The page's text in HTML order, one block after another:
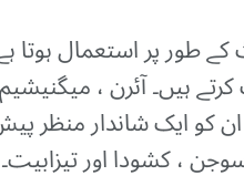
طور پر استعمال ہوتا
ہیں۔ آئرن ،
کو ایک شاندار منظر
، کشودا اور تیزابیت۔